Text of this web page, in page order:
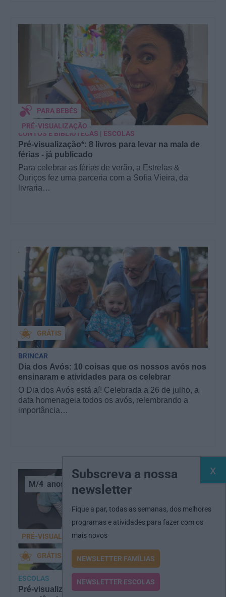
Pré-visualização*: 8 livros para levar na mala de
férias - já publicado
Para celebrar as férias de verão, a Estrelas &
Ouriços fez uma parceria com a Sofia Vieira, da
livraria…
PARA BEBÉS
PRÉ-VISUALIZAÇÃO
CONTOS E BIBLIOTECAS | ESCOLAS
Dia dos Avós: 10 coisas que os nossos avós nos
ensinaram e atividades para os celebrar
O Dia dos Avós está aí! Celebrada a 26 de julho, a
data homenageia todos os avós, relembrando a
importância…
GRÁTIS
BRINCAR
Pré-visualização*: Cultura Santa Casa:
M/4 anos
GRÁTIS
PRÉ-VISUALIZAÇÃO
ESCOLAS
Subscreva a nossa
newsletter
Fique a par, todas as semanas, dos melhores
programas e atividades para fazer com os
mais novos
NEWSLETTER FAMÍLIAS
NEWSLETTER ESCOLAS